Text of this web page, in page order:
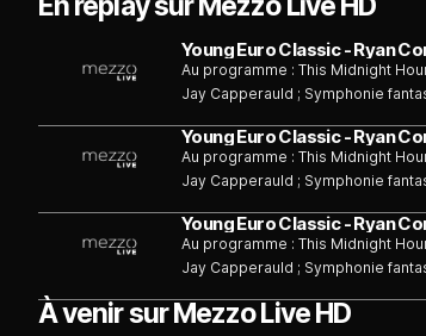
Young Euro Classic - Ryan
Au programme : This Midnight
Jay Capperauld ; Symphonie
Young Euro Classic - Ryan
Au programme : This Midnight
Jay Capperauld ; Symphonie
Young Euro Classic - Ryan
Au programme : This Midnight
Jay Capperauld ; Symphonie
À venir sur Mezzo Live HD